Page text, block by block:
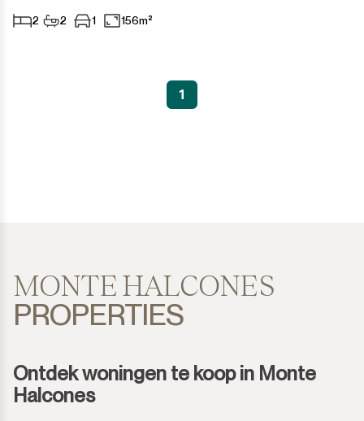
2 2 1 156m²
1
MONTE HALCONES
PROPERTIES
Ontdek woningen te koop in Monte
Halcones